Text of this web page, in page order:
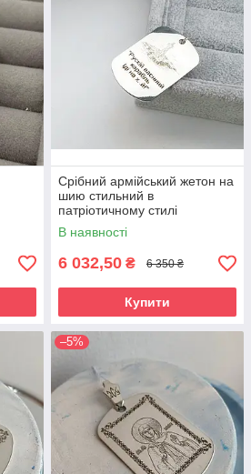
Срібний армійський жетон на
шию стильний в
патріотичному стилі
Російський військовий
корабель
В наявності
6 032,50 ₴ 6 350 ₴
Купити
–5%